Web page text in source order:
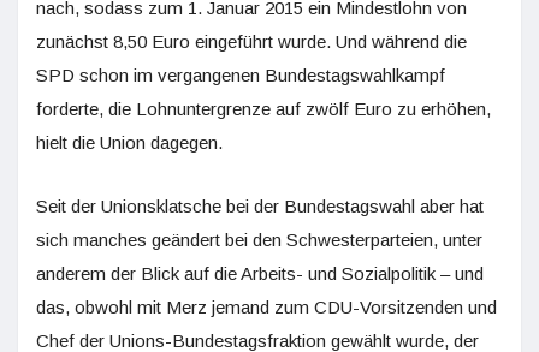
nach, sodass zum 1. Januar 2015 ein Mindestlohn von
zunächst 8,50 Euro eingeführt wurde. Und während die
SPD schon im vergangenen Bundestagswahlkampf
forderte, die Lohnuntergrenze auf zwölf Euro zu erhöhen,
hielt die Union dagegen.
Seit der Unionsklatsche bei der Bundestagswahl aber hat
sich manches geändert bei den Schwesterparteien, unter
anderem der Blick auf die Arbeits- und Sozialpolitik – und
das, obwohl mit Merz jemand zum CDU-Vorsitzenden und
Chef der Unions-Bundestagsfraktion gewählt wurde, der